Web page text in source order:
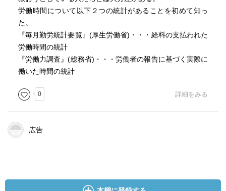
労働時間について以下２つの統計があることを初めて知っ
た。
『毎月勤労統計要覧』(厚生労働省)・・・給料の支払われた
労働時間の統計
『労働力調査』(総務省)・・・労働者の報告に基づく実際に
働いた時間の統計
0 詳細をみる
広告